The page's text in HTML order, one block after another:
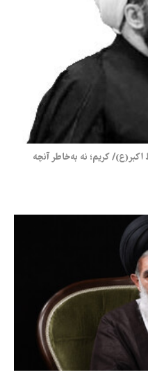
اکبر(ع)/ کریم؛ نه به‌خاطر آنچه